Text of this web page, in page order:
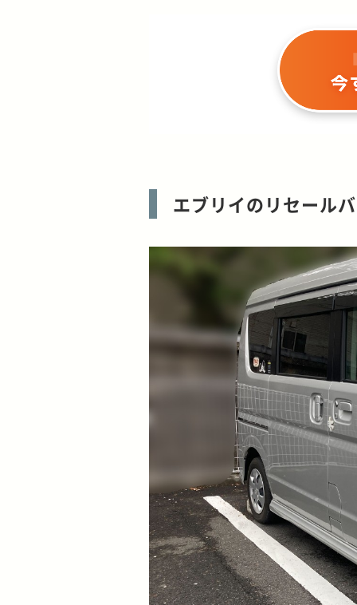
エブリイのリセール